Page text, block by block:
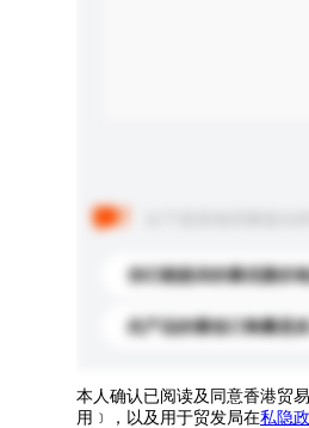
以下是其他买家提出
你们能提供的最优惠价
此产品的最低订购量是多
本人确认已阅读及同意香港贸
用﹞，以及用于贸发局在私隐